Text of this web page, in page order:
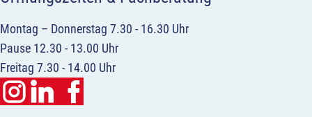
Montag – Donnerstag 7.30 - 16.30 Uhr
Pause 12.30 - 13.00 Uhr
Freitag 7.30 - 14.00 Uhr